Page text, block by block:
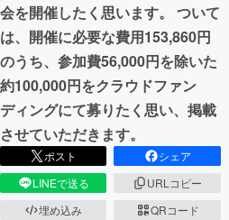
CAMPFIRE for Social Good
CAMPFIREふるさと納税
会を開催したく思います。 ついて
は、開催に必要な費用153,860円
のうち、参加費56,000円を除いた
約100,000円をクラウドファン
ディングにて募りたく思い、掲載
させていただきます。
ポスト
シェア
LINEで送る
URLコピー
埋め込み
QRコード